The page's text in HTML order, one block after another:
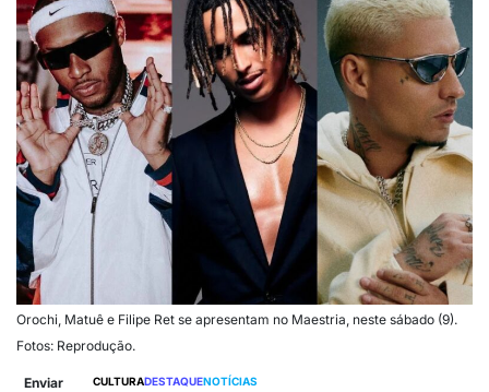
Orochi, Matuê e Filipe Ret se apresentam no Maestria, neste sábado (9).
Fotos: Reprodução.
Enviar CULTURADESTAQUENOTÍCIAS